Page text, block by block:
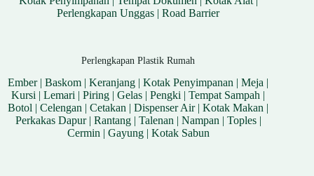
Perlengkapan Unggas |Road Barrier
Perlengkapan Plastik Rumah
Ember|Baskom |Keranjang |Kotak Penyimpanan |Meja |
Kursi |Lemari |Piring |Gelas |Pengki |Tempat Sampah |
Botol |Celengan |Cetakan |Dispenser Air|Kotak Makan |
Perkakas Dapur| Rantang| Talenan | Nampan | Toples|
Cermin | Gayung| Kotak Sabun